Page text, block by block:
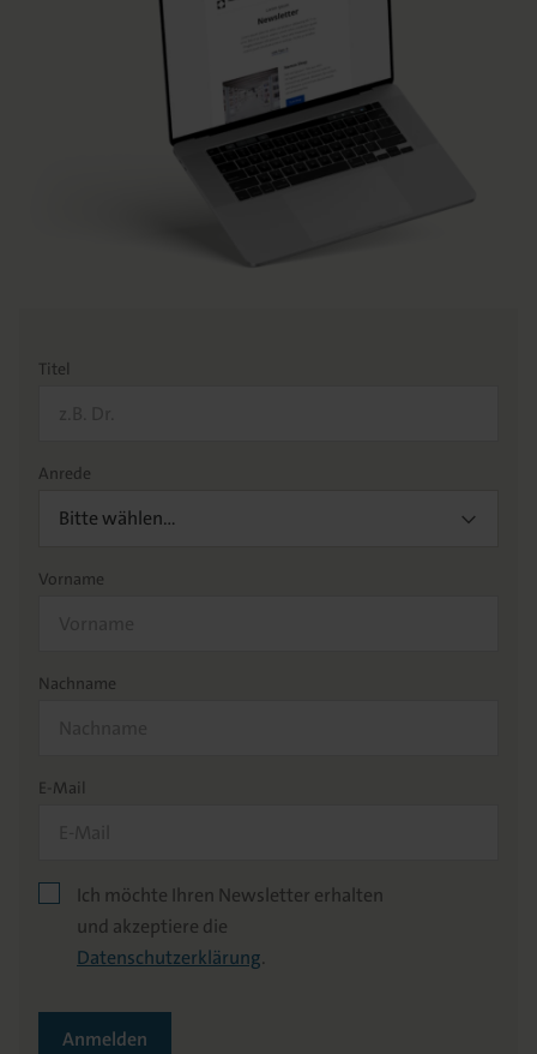
Titel
Anrede
Bitte wählen…
Vorname
Nachname
E-Mail
Ich möchte Ihren Newsletter erhalten
und akzeptiere die
Datenschutzerklärung.
Anmelden